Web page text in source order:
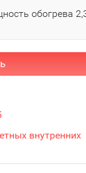
обогрева
внутренних